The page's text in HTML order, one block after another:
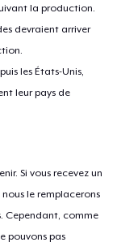
la production.
devraient arriver
les États-Unis,
leur pays de
Si vous recevez un
le remplacerons
Cependant, comme
pouvons pas